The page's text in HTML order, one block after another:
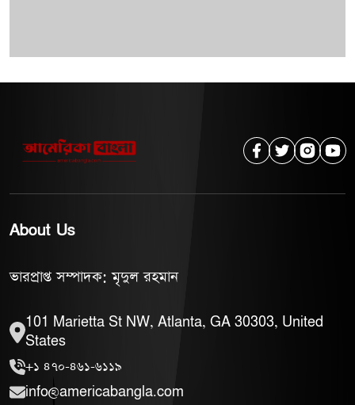
About Us
ভারপ্রাপ্ত সম্পাদক: মৃদুল রহমান
101 Marietta St NW, Atlanta, GA 30303, United
States
+১ ৪৭০-৪৬১-৬১১৯
info@americabangla.com